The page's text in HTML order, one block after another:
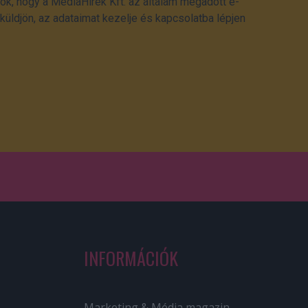
az adataimat kezelje és kapcsolatba lépjen
INFORMÁCIÓK